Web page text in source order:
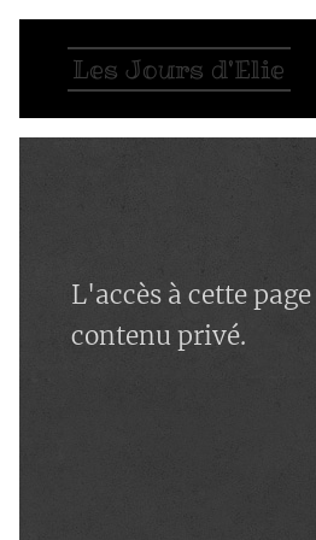
Les Jours d'Elie
L'accès à cette
contenu privé.